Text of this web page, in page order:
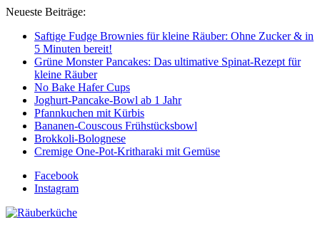
Neueste Beiträge:
Saftige Fudge Brownies für kleine Räuber: Ohne Zucker & in
5 Minuten bereit!
Grüne Monster Pancakes: Das ultimative Spinat-Rezept für
kleine Räuber
No Bake Hafer Cups
Joghurt-Pancake-Bowl ab 1 Jahr
Pfannkuchen mit Kürbis
Bananen-Couscous Frühstücksbowl
Brokkoli-Bolognese
Cremige One-Pot-Kritharaki mit Gemüse
Facebook
Instagram